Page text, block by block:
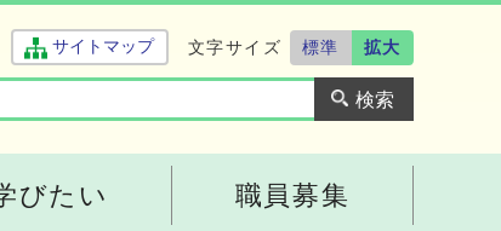
サイトマップ 文字サイズ 標準 拡大
びたい 職員募集